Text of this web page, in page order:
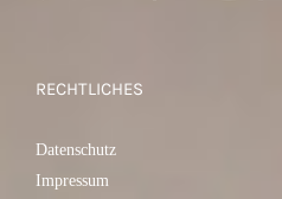
RECHTLICHES
Datenschutz
Impressum